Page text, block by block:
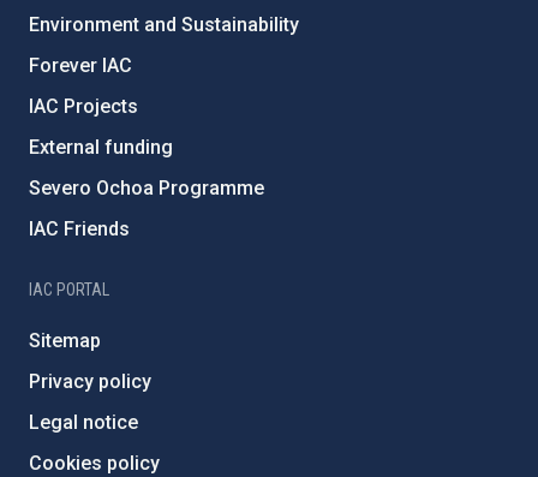
Environment and Sustainability
Forever IAC
IAC Projects
External funding
Severo Ochoa Programme
IAC Friends
IAC PORTAL
Sitemap
Privacy policy
Legal notice
Cookies policy